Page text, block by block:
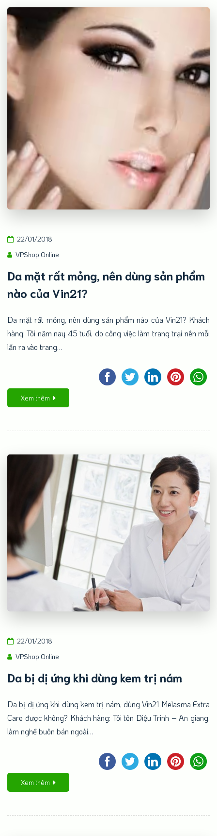
22/01/2018
VPShop Online
Da mặt rất mỏng, nên dùng sản phẩm
nào của Vin21?
Da mặt rất mỏng, nên dùng sản phẩm nào của Vin21? Khách
hàng: Tôi năm nay 45 tuổi, do công việc làm trang trại nên mỗi
lần ra vào trang…
Xem thêm
22/01/2018
VPShop Online
Da bị dị ứng khi dùng kem trị nám
Da bị dị ứng khi dùng kem trị nám, dùng Vin21 Melasma Extra
Care được không? Khách hàng: Tôi tên Diệu Trinh – An giang,
làm nghề buôn bán ngoài…
Xem thêm